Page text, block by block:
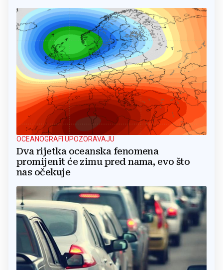
OCEANOGRAFI UPOZORAVAJU
Dva rijetka oceanska fenomena
promijenit će zimu pred nama, evo što
nas očekuje